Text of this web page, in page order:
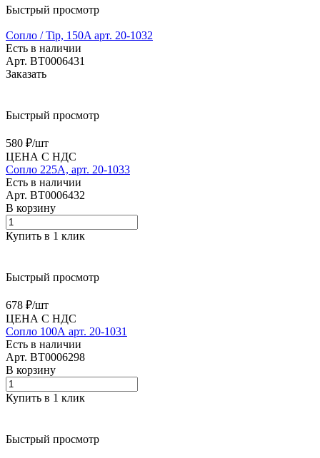
Быстрый просмотр
Сопло / Tip, 150A арт. 20-1032
Есть в наличии
Арт. BT0006431
Заказать
Быстрый просмотр
580 ₽/шт
ЦЕНА С НДС
Сопло 225А, арт. 20-1033
Есть в наличии
Арт. BT0006432
В корзину
Купить в 1 клик
Быстрый просмотр
678 ₽/шт
ЦЕНА С НДС
Сопло 100А арт. 20-1031
Есть в наличии
Арт. BT0006298
В корзину
Купить в 1 клик
Быстрый просмотр